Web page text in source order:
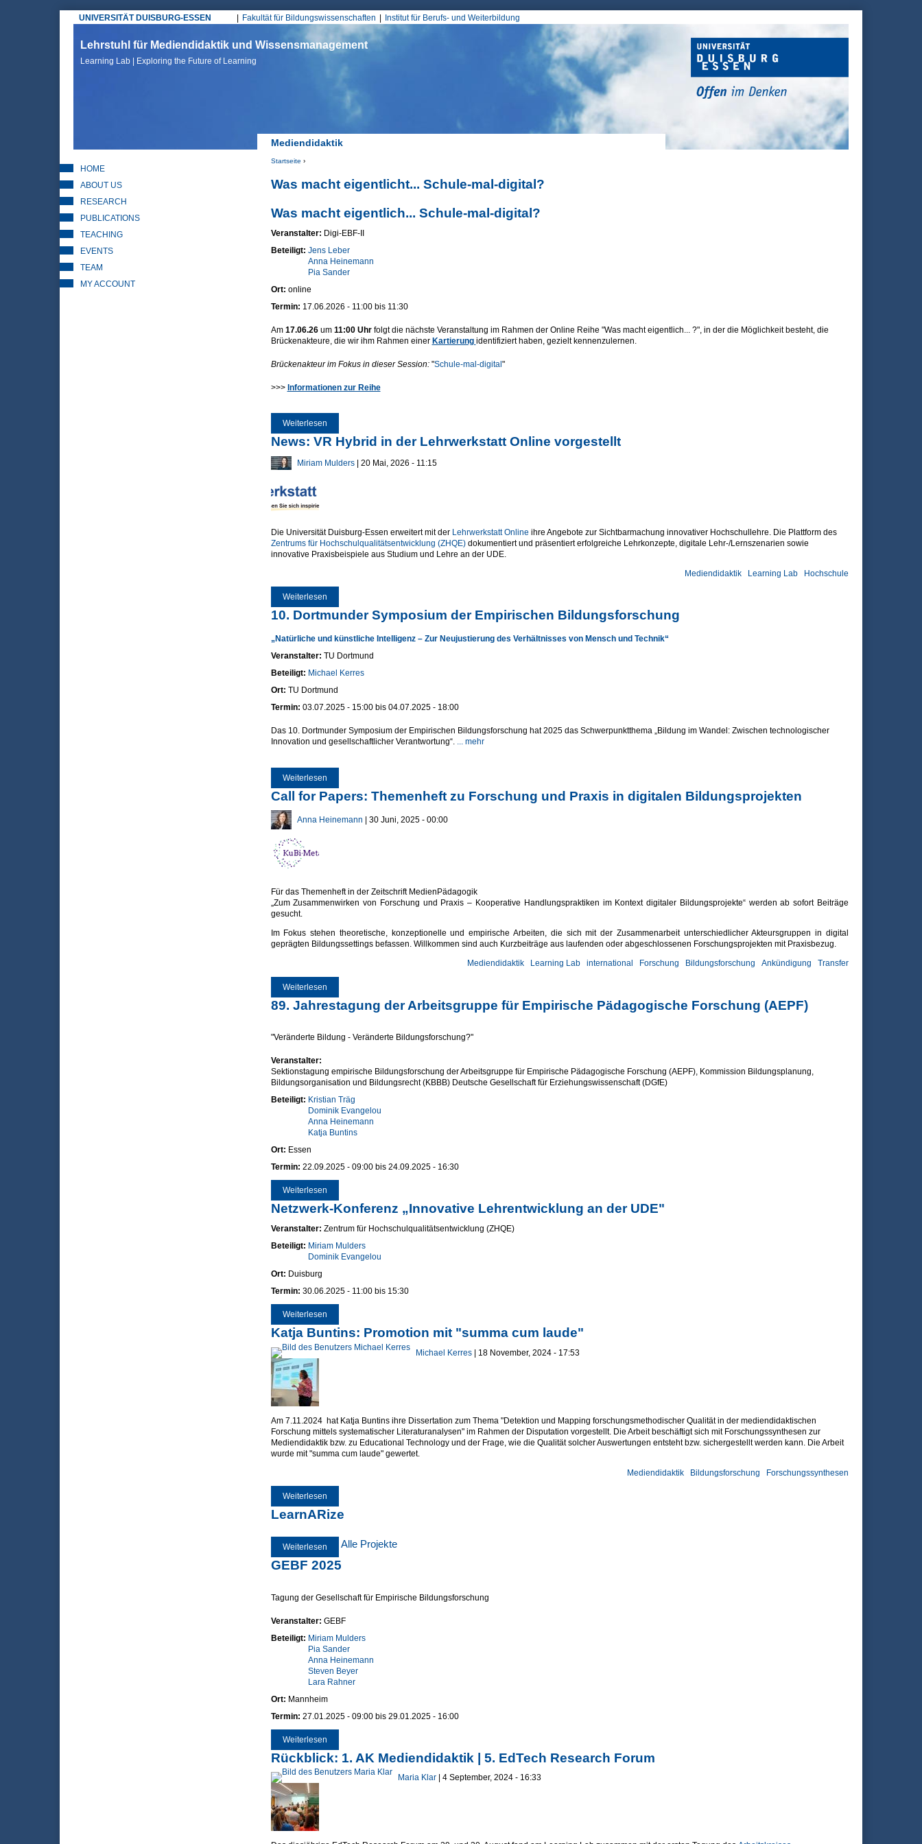
UNIVERSITÄT DUISBURG-ESSEN
Hauptmenü
Fakultät für Bildungswissenschaften Institut für Berufs- und Weiterbildung
Lehrstuhl für Mediendidaktik und Wissensmanagement
Learning Lab | Exploring the Future of Learning
Mediendidaktik
Sie sind hier
Startseite ›
Was macht eigentlicht... Schule-mal-digital?
Was macht eigentlich... Schule-mal-digital?
Veranstalter: Digi-EBF-II
Beteiligt: Jens Leber
Anna Heinemann
Pia Sander
Ort: online
Termin: 17.06.2026 - 11:00bis 11:30
Am 17.06.26 um 11:00 Uhr folgt die nächste Veranstaltung im Rahmen der Online Reihe "Was macht eigentlich... ?", in der die Möglichkeit besteht, die
Brückenakteure, die wir ihm Rahmen einer Kartierung identifiziert haben, gezielt kennenzulernen.
Brückenakteur im Fokus in dieser Session:"Schule-mal-digital"
>>> Informationen zur Reihe
Weiterlesen
News: VR Hybrid in der Lehrwerkstatt Online vorgestellt
Miriam Mulders| 20 Mai, 2026 - 11:15
Die Universität Duisburg-Essen erweitert mit der Lehrwerkstatt Online ihre Angebote zur Sichtbarmachung innovativer Hochschullehre. Die Plattform des
Zentrums für Hochschulqualitätsentwicklung (ZHQE)dokumentiert und präsentiert erfolgreiche Lehrkonzepte, digitale Lehr-/Lernszenarien sowie
innovative Praxisbeispiele aus Studium und Lehre an der UDE.
Hochschule
Learning Lab
Mediendidaktik
Weiterlesen
10. Dortmunder Symposium der Empirischen Bildungsforschung
„Natürliche und künstliche Intelligenz – Zur Neujustierung des Verhältnisses von Mensch und Technik“
Veranstalter: TU Dortmund
Beteiligt: Michael Kerres
Ort: TU Dortmund
Termin: 03.07.2025 - 15:00bis 04.07.2025 - 18:00
Das 10. Dortmunder Symposium der Empirischen Bildungsforschung hat 2025 das Schwerpunktthema „Bildung im Wandel: Zwischen technologischer
Innovation und gesellschaftlicher Verantwortung“.... mehr
Weiterlesen
Call for Papers: Themenheft zu Forschung und Praxis in digitalen Bildungsprojekten
Anna Heinemann | 30 Juni, 2025 - 00:00
Für das Themenheft in der Zeitschrift MedienPädagogik
„Zum Zusammenwirken von Forschung und Praxis – Kooperative Handlungspraktiken im Kontext digitaler Bildungsprojekte“ werden ab sofort Beiträge
gesucht.
Im Fokus stehen theoretische, konzeptionelle und empirische Arbeiten, die sich mit der Zusammenarbeit unterschiedlicher Akteursgruppen in digital
geprägten Bildungssettings befassen. Willkommen sind auch Kurzbeiträge aus laufenden oder abgeschlossenen Forschungsprojekten mit Praxisbezug.
Transfer
Ankündigung
Bildungsforschung
Forschung
international
Learning Lab
Mediendidaktik
Weiterlesen
89. Jahrestagung der Arbeitsgruppe für Empirische Pädagogische Forschung (AEPF)
"Veränderte Bildung - Veränderte Bildungsforschung?"
Veranstalter:
Sektionstagung empirische Bildungsforschung der Arbeitsgruppe für Empirische Pädagogische Forschung (AEPF), Kommission Bildungsplanung,
Bildungsorganisation und Bildungsrecht (KBBB) Deutsche Gesellschaft für Erziehungswissenschaft (DGfE)
Beteiligt: Kristian Träg
Dominik Evangelou
Anna Heinemann
Katja Buntins
Ort: Essen
Termin: 22.09.2025 - 09:00bis 24.09.2025 - 16:30
Weiterlesen
Netzwerk-Konferenz „Innovative Lehrentwicklung an der UDE"
Veranstalter: Zentrum für Hochschulqualitätsentwicklung (ZHQE)
Beteiligt: Miriam Mulders
Dominik Evangelou
Ort: Duisburg
Termin: 30.06.2025 - 11:00bis 15:30
Weiterlesen
Katja Buntins: Promotion mit "summa cum laude"
Michael Kerres| 18 November, 2024 - 17:53
Am 7.11.2024 hat Katja Buntins ihre Dissertation zum Thema "Detektion und Mapping forschungsmethodischer Qualität in der mediendidaktischen
Forschung mittels systematischer Literaturanalysen" im Rahmen der Disputation vorgestellt. Die Arbeit beschäftigt sich mit Forschungssynthesen zur
Mediendidaktik bzw. zu Educational Technology und der Frage, wie die Qualität solcher Auswertungen entsteht bzw. sichergestellt werden kann. Die Arbeit
wurde mit "summa cum laude" gewertet.
Forschungssynthesen
Bildungsforschung
Mediendidaktik
Weiterlesen
LearnARize
Weiterlesen über LearnARize
Alle Projekte
GEBF 2025
Tagung der Gesellschaft für Empirische Bildungsforschung
Veranstalter: GEBF
Beteiligt: Miriam Mulders
Pia Sander
Anna Heinemann
Steven Beyer
Lara Rahner
Ort: Mannheim
Termin: 27.01.2025 - 09:00bis 29.01.2025 - 16:00
Weiterlesen
Rückblick: 1. AK Mediendidaktik | 5. EdTech Research Forum
Maria Klar| 4 September, 2024 - 16:33
HOME
ABOUT US
RESEARCH
PUBLICATIONS
TEACHING
EVENTS
TEAM
MY ACCOUNT